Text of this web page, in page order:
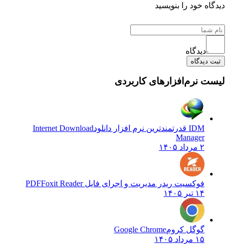
دیدگاه خود را بنویسید
دیدگاه
ثبت دیدگاه
لیست نرم‌افزارهای کاربردی
IDM قدرتمندترین نرم افزار دانلود
Internet Download
Manager
۲ مرداد ۱۴۰۵
فوکسیت ریدر مدیریت و اجرای فایل PDFFoxit Reader
۱۴ تیر ۱۴۰۵
گوگل کرومGoogle Chrome
۱۵ مرداد ۱۴۰۵